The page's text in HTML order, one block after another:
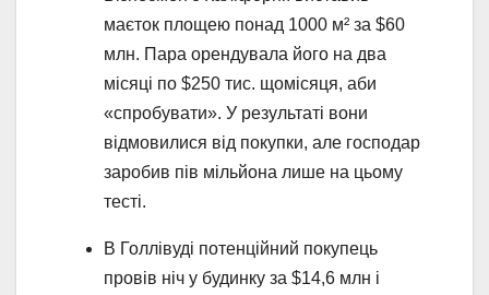
маєток площею понад 1000 м² за $60
млн. Пара орендувала його на два
місяці по $250 тис. щомісяця, аби
«спробувати». У результаті вони
відмовилися від покупки, але господар
заробив пів мільйона лише на цьому
тесті.
В Голлівуді потенційний покупець
провів ніч у будинку за $14,6 млн і